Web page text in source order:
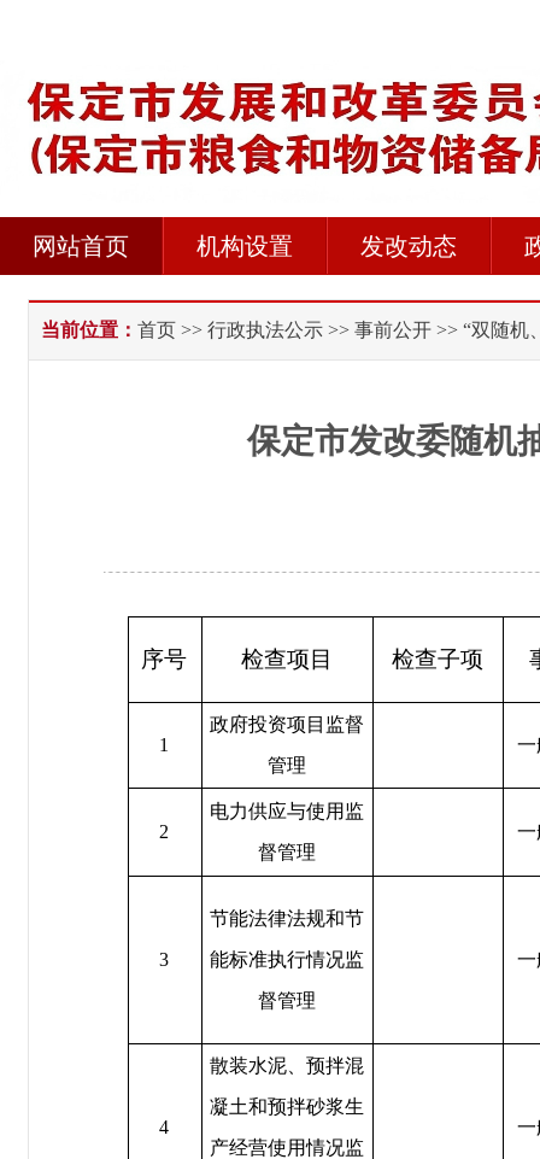
网站首页 机构设置 发改动态
当前位置： 首页 >> 行政执法公示 >> 事前公开 >> “双随机
保定市发改委随机
序号 检查项目 检查子项
1
政府投资项目监督
管理
一
2
电力供应与使用监
督管理
一
3
节能法律法规和节
能标准执行情况监
督管理
一
4
散装水泥、预拌混
凝土和预拌砂浆生
产经营使用情况监
一